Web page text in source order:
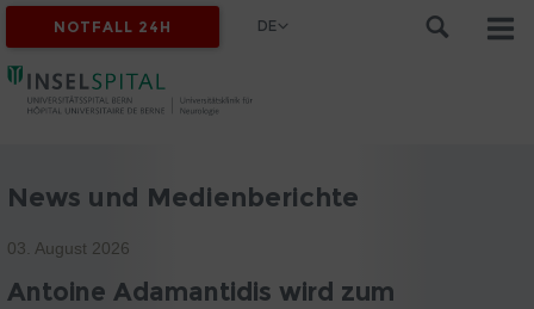
NOTFALL 24H DE
News und Medienberichte
03. August 2026
Antoine Adamantidis wird zum